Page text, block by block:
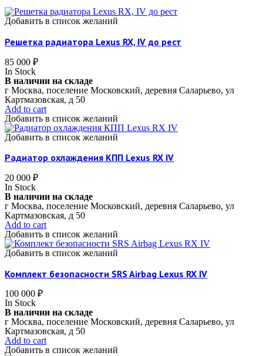
Добавить в список желаний
Решетка радиатора Lexus RX, IV до рест
85 000 ₽
In Stock
В наличии на складе
г Москва, поселение Московский, деревня Саларьево, ул
Картмазовская, д 50
Add to cart
Добавить в список желаний
Добавить в список желаний
Радиатор охлаждения КПП Lexus RX IV
20 000 ₽
In Stock
В наличии на складе
г Москва, поселение Московский, деревня Саларьево, ул
Картмазовская, д 50
Add to cart
Добавить в список желаний
Добавить в список желаний
Комплект безопасности SRS Airbag Lexus RX IV
100 000 ₽
In Stock
В наличии на складе
г Москва, поселение Московский, деревня Саларьево, ул
Картмазовская, д 50
Add to cart
Добавить в список желаний